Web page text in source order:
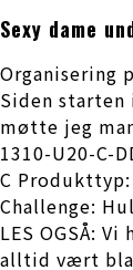
Sexy dame
Organisering
Siden
møtte jeg
1310-U20-C-
C Produkttyp:
Challenge:
LES OGSÅ:
alltid vært